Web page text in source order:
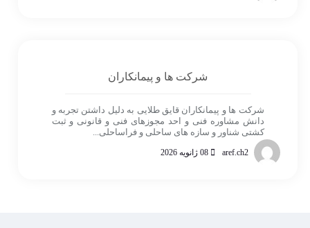
شرکت ها و پیمانکاران
شرکت ها و پیمانکاران قایق طلایی به دلیل داشتن تجربه و
دانش مشاوره فنی و احد مجوزهای فنی و قانونی و ثبت
کشتی شناور و سازه های ساحلی و فراساحلی...
aref.ch2